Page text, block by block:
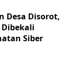
Desa Disorot,
Siber